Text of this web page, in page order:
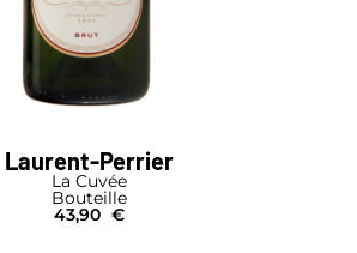
Laurent-Perrier
La Cuvée
Bouteille
43,90 €